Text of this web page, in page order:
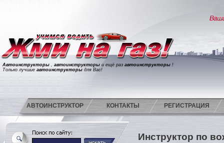
Автоинструкторы , автоинструкторы и ещё раз автоинструкторы !
Только лучшие автоинструкторы для Вас!
АВТОИНСТРУКТОР КОНТАКТЫ РЕГИСТРАЦИЯ
Инструктор по